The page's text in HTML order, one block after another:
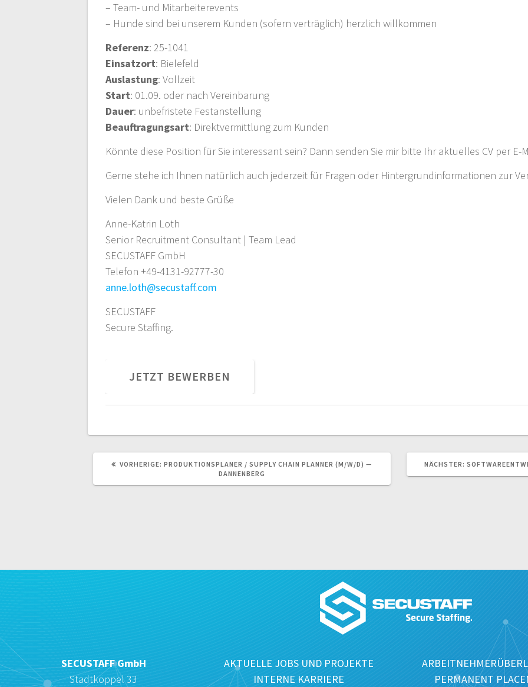
– Team- und Mitarbeiterevents
– Hunde sind bei unserem Kunden (sofern verträglich) herzlich willkommen
Referenz: 25-1041
Einsatzort: Bielefeld
Auslastung: Vollzeit
Start: 01.09. oder nach Vereinbarung
Dauer: unbefristete Festanstellung
Beauftragungsart: Direktvermittlung zum Kunden
Könnte diese Position für Sie interessant sein? Dann senden Sie mir bitte Ihr aktuelles CV per E-
Gerne stehe ich Ihnen natürlich auch jederzeit für Fragen oder Hintergrundinformationen zur
Vielen Dank und beste Grüße
Anne-Katrin Loth
Senior Recruitment Consultant | Team Lead
SECUSTAFF GmbH
Telefon +49-4131-92777-30
anne.loth@secustaff.com
SECUSTAFF
Secure Staffing.
VORHERIGE: VORHERIGER
PRODUKTIONSPLANER / SUPPLY CHAIN PLANNER (M/W/D) —
DANNENBERG
NÄCHSTER: NÄCHSTER
SECUSTAFF GmbH
Stadtkoppel 33
AKTUELLE JOBS UND PROJEKTE
INTERNE KARRIERE
PERMANENT